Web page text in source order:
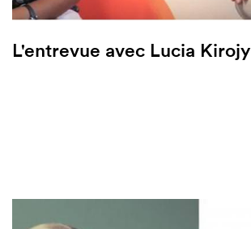
L'entrevue avec Lucia Kirojy